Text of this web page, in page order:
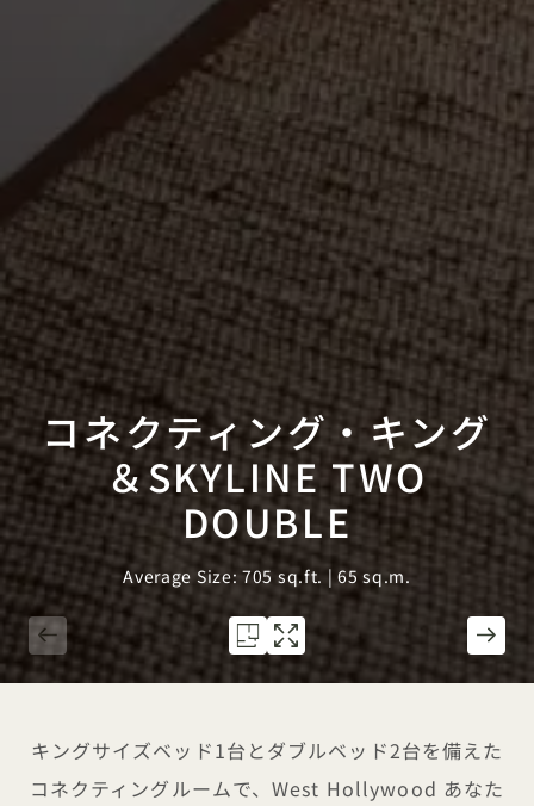
コネクティング・キング
＆SKYLINE TWO
DOUBLE
Average Size: 705 sq.ft. | 65 sq.m.
キングサイズベッド1台とダブルベッド2台を備えた
コネクティングルームで、West Hollywood あなた